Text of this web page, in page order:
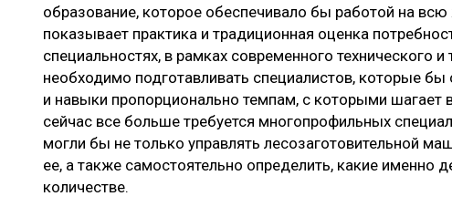
образование, которое обеспечивало бы работой на
показывает практика и традиционная оценка
специальностях, в рамках современного технического и
необходимо подготавливать специалистов, которые
и навыки пропорционально темпам, с которыми шагает
сейчас все больше требуется многопрофильных
могли бы не только управлять лесозаготовительной
ее, а также самостоятельно определить, какие именно
количестве.